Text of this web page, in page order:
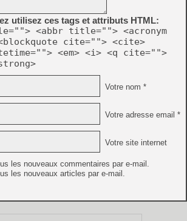
utilisez ces tags et attributs HTML:
<abbr title=""> <acronym
cite=""> <cite>
<em> <i> <q cite="">
Votre nom *
Votre adresse email *
Votre site internet
les nouveaux commentaires par e-mail.
les nouveaux articles par e-mail.